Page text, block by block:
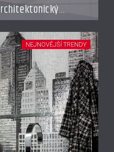
NEJNOVĚJŠÍ TRENDY